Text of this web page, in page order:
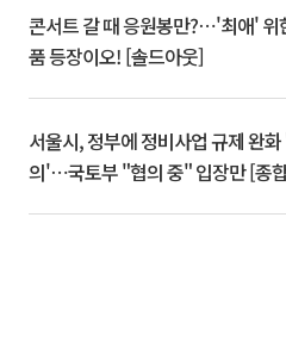
콘서트 갈 때 응원봉만?⋯'최애' 위
품 등장이오! [솔드아웃]
서울시, 정부에 정비사업 규제 완
의'⋯국토부 "협의 중" 입장만 [종